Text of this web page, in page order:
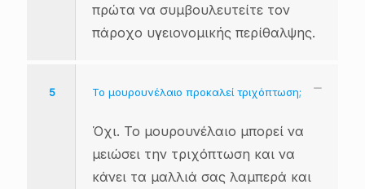
πρώτα να συμβουλευτείτε τον
πάροχο υγειονομικής περίθαλψης.
5 Το μουρουνέλαιο προκαλεί τριχόπτωση;
Όχι. Το μουρουνέλαιο μπορεί να
μειώσει την τριχόπτωση και να
κάνει τα μαλλιά σας λαμπερά και